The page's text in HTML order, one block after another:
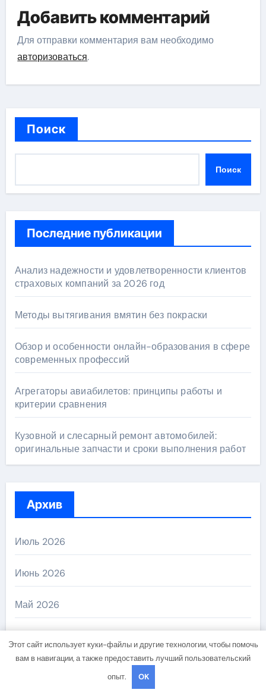
Добавить комментарий
Для отправки комментария вам необходимо
авторизоваться.
Поиск
Поиск
Последние публикации
Анализ надежности и удовлетворенности клиентов
страховых компаний за 2026 год
Методы вытягивания вмятин без покраски
Обзор и особенности онлайн-образования в сфере
современных профессий
Агрегаторы авиабилетов: принципы работы и
критерии сравнения
Кузовной и слесарный ремонт автомобилей:
оригинальные запчасти и сроки выполнения работ
Архив
Июль 2026
Июнь 2026
Май 2026
Этот сайт использует куки-файлы и другие технологии, чтобы помочь
вам в навигации, а также предоставить лучший пользовательский
опыт.
OK